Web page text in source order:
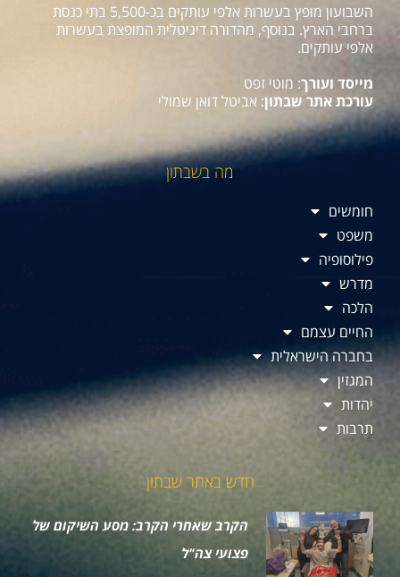
השבועון מופץ בעשרות אלפי עותקים בכ-5,500 בתי כנסת
ברחבי הארץ. בנוסף, מהדורה דיגיטלית המופצת בעשרות
אלפי עותקים.
מייסד ועורך: מוטי זפט
עורכת אתר שבתון: אביטל דואן שמולי
מה בשבתון
חומשים
משפט
פילוסופיה
מדרש
הלכה
החיים עצמם
בחברה הישראלית
המגזין
יהדות
תרבות
חדש באתר שבתון
הקרב שאחרי הקרב: מסע השיקום של
פצועי צה"ל